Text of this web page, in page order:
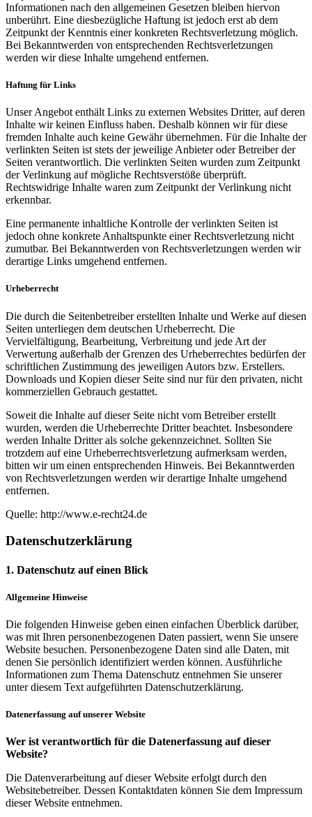
Informationen nach den allgemeinen Gesetzen bleiben hiervon
unberührt. Eine diesbezügliche Haftung ist jedoch erst ab dem
Zeitpunkt der Kenntnis einer konkreten Rechtsverletzung möglich.
Bei Bekanntwerden von entsprechenden Rechtsverletzungen
werden wir diese Inhalte umgehend entfernen.
Haftung für Links
Unser Angebot enthält Links zu externen Websites Dritter, auf deren
Inhalte wir keinen Einfluss haben. Deshalb können wir für diese
fremden Inhalte auch keine Gewähr übernehmen. Für die Inhalte der
verlinkten Seiten ist stets der jeweilige Anbieter oder Betreiber der
Seiten verantwortlich. Die verlinkten Seiten wurden zum Zeitpunkt
der Verlinkung auf mögliche Rechtsverstöße überprüft.
Rechtswidrige Inhalte waren zum Zeitpunkt der Verlinkung nicht
erkennbar.
Eine permanente inhaltliche Kontrolle der verlinkten Seiten ist
jedoch ohne konkrete Anhaltspunkte einer Rechtsverletzung nicht
zumutbar. Bei Bekanntwerden von Rechtsverletzungen werden wir
derartige Links umgehend entfernen.
Urheberrecht
Die durch die Seitenbetreiber erstellten Inhalte und Werke auf diesen
Seiten unterliegen dem deutschen Urheberrecht. Die
Vervielfältigung, Bearbeitung, Verbreitung und jede Art der
Verwertung außerhalb der Grenzen des Urheberrechtes bedürfen der
schriftlichen Zustimmung des jeweiligen Autors bzw. Erstellers.
Downloads und Kopien dieser Seite sind nur für den privaten, nicht
kommerziellen Gebrauch gestattet.
Soweit die Inhalte auf dieser Seite nicht vom Betreiber erstellt
wurden, werden die Urheberrechte Dritter beachtet. Insbesondere
werden Inhalte Dritter als solche gekennzeichnet. Sollten Sie
trotzdem auf eine Urheberrechtsverletzung aufmerksam werden,
bitten wir um einen entsprechenden Hinweis. Bei Bekanntwerden
von Rechtsverletzungen werden wir derartige Inhalte umgehend
entfernen.
Quelle: http://www.e-recht24.de
Datenschutzerklärung
1. Datenschutz auf einen Blick
Allgemeine Hinweise
Die folgenden Hinweise geben einen einfachen Überblick darüber,
was mit Ihren personenbezogenen Daten passiert, wenn Sie unsere
Website besuchen. Personenbezogene Daten sind alle Daten, mit
denen Sie persönlich identifiziert werden können. Ausführliche
Informationen zum Thema Datenschutz entnehmen Sie unserer
unter diesem Text aufgeführten Datenschutzerklärung.
Datenerfassung auf unserer Website
Wer ist verantwortlich für die Datenerfassung auf dieser
Website?
Die Datenverarbeitung auf dieser Website erfolgt durch den
Websitebetreiber. Dessen Kontaktdaten können Sie dem Impressum
dieser Website entnehmen.